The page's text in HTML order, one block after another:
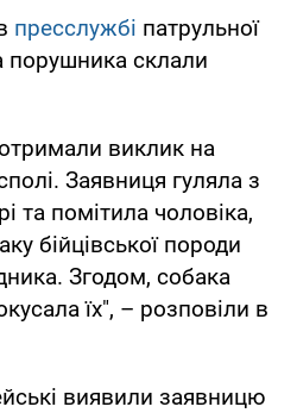
пресслужбі патрульної
порушника склали
виклик на
Заявниця гуляла з
та помітила чоловіка,
бійцівської породи
Згодом, собака
їх", – розповіли в
виявили заявницю